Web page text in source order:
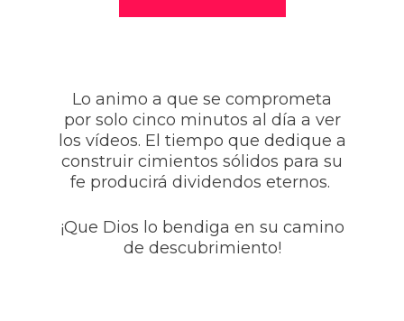
Lo animo a que se comprometa
por solo cinco minutos al día a ver
los vídeos. El tiempo que dedique a
construir cimientos sólidos para su
fe producirá dividendos eternos.
¡Que Dios lo bendiga en su camino
de descubrimiento!